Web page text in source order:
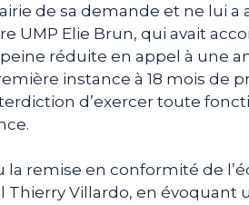
de sa demande et ne lui a
UMP Elie Brun, qui avait
réduite en appel à une
instance à 18 mois de
d’exercer toute
la remise en conformité de
Thierry Villardo, en évoquant